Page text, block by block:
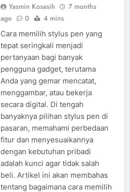
Yasmin Kosasih
7 months
ago
0 4 mins
Cara memilih stylus pen yang
tepat seringkali menjadi
pertanyaan bagi banyak
pengguna gadget, terutama
Anda yang gemar mencatat,
menggambar, atau bekerja
secara digital. Di tengah
banyaknya pilihan stylus pen di
pasaran, memahami perbedaan
fitur dan menyesuaikannya
dengan kebutuhan pribadi
adalah kunci agar tidak salah
beli. Artikel ini akan membahas
tentang bagaimana cara memilih